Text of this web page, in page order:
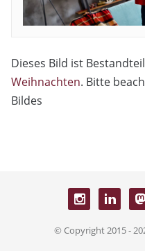
Dieses Bild ist
Weihnachten. Bitte
Bildes
© Copyright 2015 -